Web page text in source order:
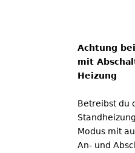
Achtung
mit
Heizung
Betreibst du
Modus mit
An- und